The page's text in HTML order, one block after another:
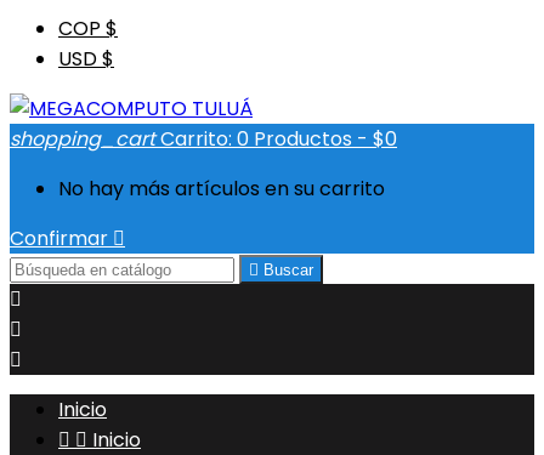
COP $
USD $
shopping_cartCarrito: 0 Productos - $0
No hay más artículos en su carrito
Confirmar 
 Buscar



Inicio
  Inicio